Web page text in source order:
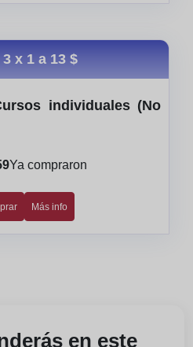
x 1 a 13 $
individuales (No
Ya compraron
Más info
en este